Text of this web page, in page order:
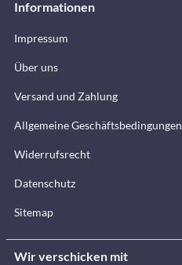
Informationen
Impressum
Über uns
Versand und Zahlung
Allgemeine Geschäftsbedingungen
Widerrufsrecht
Datenschutz
Sitemap
Wir verschicken mit